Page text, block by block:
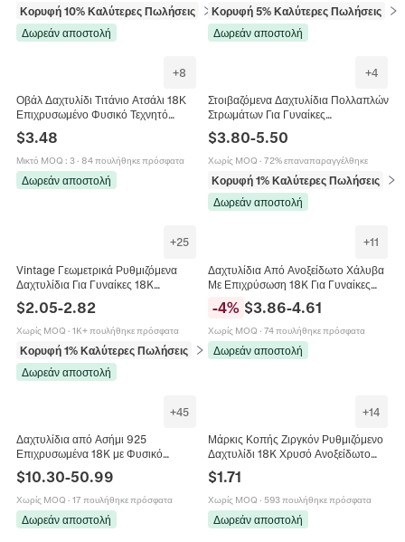
Κορυφή 10% Καλύτερες Πωλήσεις
σε Δαχτυλίδια
Δωρεάν αποστολή
Κορυφή 5% Καλύτερες Πωλήσεις
σε
Δωρεάν αποστολή
+8
Οβάλ Δαχτυλίδι Τιτάνιο Ατσάλι 18Κ
Επιχρυσωμένο Φυσικό Τεχνητό
Μαργαριτάρι Μαύρος Όνυχας Ρετρό
Κοσμήματα Γυναίκες
$3.48
Μικτό MOQ : 3· 84 πουλήθηκε πρόσφατα
Δωρεάν αποστολή
+4
Στοιβαζόμενα Δαχτυλίδια Πολλαπλών
Στρωμάτων Για Γυναίκες
Επιχρυσωμένο Ανοξείδωτο Ατσάλι
Ζιργκόν Ήλιος Καρδιά Vintage
Κοσμήματα
$3.80-5.50
Χωρίς MOQ · 72% επαναπαραγγέλθηκε
Κορυφή 1% Καλύτερες Πωλήσεις
σε
Δωρεάν αποστολή
+25
Vintage Γεωμετρικά Ρυθμιζόμενα
Δαχτυλίδια Για Γυναίκες 18K
Φυσική Πέτρα Κόσμημα Μποέμ
$2.05-2.82
Χωρίς MOQ · 1K+ πουλήθηκε πρόσφατα
Κορυφή 1% Καλύτερες Πωλήσεις
σε Δαχτυλίδια
Δωρεάν αποστολή
+11
Δαχτυλίδια Από Ανοξείδωτο Χάλυβα
Με Επιχρύσωση 18K Για Γυναίκες
Αστέρι Καρδιά Ζιργκόν
-4% $3.86-4.61
Χωρίς MOQ · 74 πουλήθηκε πρόσφατα
Δωρεάν αποστολή
+45
Δαχτυλίδια από Ασήμι 925
Επιχρυσωμένα 18K με Φυσικό
Γρανάτη για Γυναίκες Μινιμαλιστικά
Βίντατζ Κόκκινος Πολύτιμος Λίθος
Φίδι Καρδιά Ρυθμιζόμενα
$10.30-50.99
Χωρίς MOQ · 17 πουλήθηκε πρόσφατα
Δωρεάν αποστολή
+14
Μάρκις Κοπής Ζιργκόν Ρυθμιζόμενο
Δαχτυλίδι 18K Χρυσό Ανοξείδωτο
Ατσάλι Γεωμετρικό Κόσμημα Μόδας
Για Γυναίκες
$1.71
Χωρίς MOQ · 593 πουλήθηκε πρόσφατα
Δωρεάν αποστολή